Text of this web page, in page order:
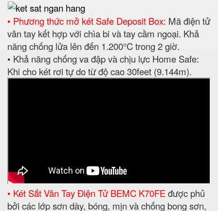
• Phương thức mở két Safe Deposit Box: Mã điện tử
vân tay kết hợp với chìa bi và tay cầm ngoại. Khả
năng chống lửa lên đến 1.200°C trong 2 giờ.
• Khả năng chống va đập và chịu lực Home Safe:
Khi cho két rơi tự do từ độ cao 30feet (9.144m).
• Két Sắt Vân Tay Điện Tử BEMC K70FEđược phủ
bởi các lớp sơn dày, bóng, mịn và chống bong sơn,